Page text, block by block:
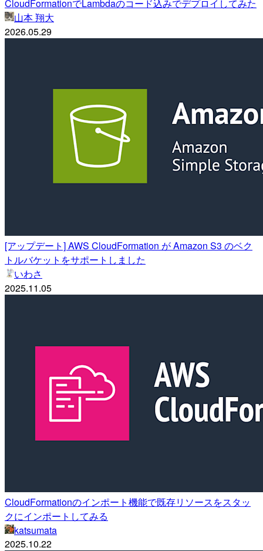
CloudFormationでLambdaのコード込みでデプロイしてみた
山本 翔大
2026.05.29
[アップデート] AWS CloudFormation が Amazon S3 のベク
トルバケットをサポートしました
いわさ
2025.11.05
CloudFormationのインポート機能で既存リソースをスタッ
クにインポートしてみる
katsumata
2025.10.22